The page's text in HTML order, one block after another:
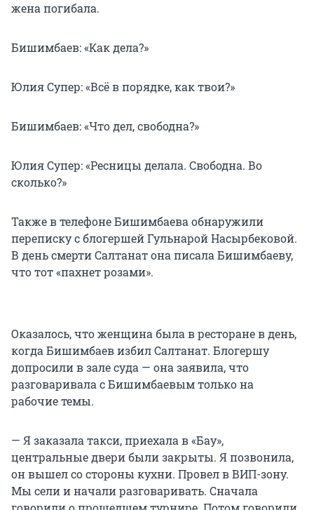
жена погибала.
Бишимбаев: «Как дела?»
Юлия Супер: «Всё в порядке, как твои?»
Бишимбаев: «Что дел, свободна?»
Юлия Супер: «Ресницы делала. Свободна. Во
сколько?»
Также в телефоне Бишимбаева обнаружили
переписку с блогершей Гульнарой Насырбековой.
В день смерти Салтанат она писала Бишимбаеву,
что тот «пахнет розами».
Оказалось, что женщина была в ресторане в день,
когда Бишимбаев избил Салтанат. Блогершу
допросили в зале суда — она заявила, что
разговаривала с Бишимбаевым только на
рабочие темы.
— Я заказала такси, приехала в «Бау»,
центральные двери были закрыты. Я позвонила,
он вышел со стороны кухни. Провел в ВИП-зону.
Мы сели и начали разговаривать. Сначала